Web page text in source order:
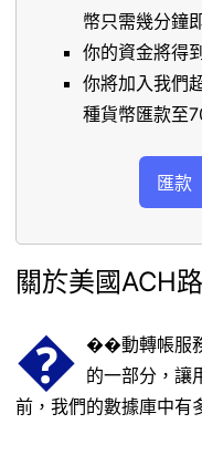
幣只需幾分鐘
你的資金將得
你將加入我們
種貨幣匯款至
匯款
關於美國ACH
� ��動轉帳服
的一部分，讓
前，我們的數據庫中有